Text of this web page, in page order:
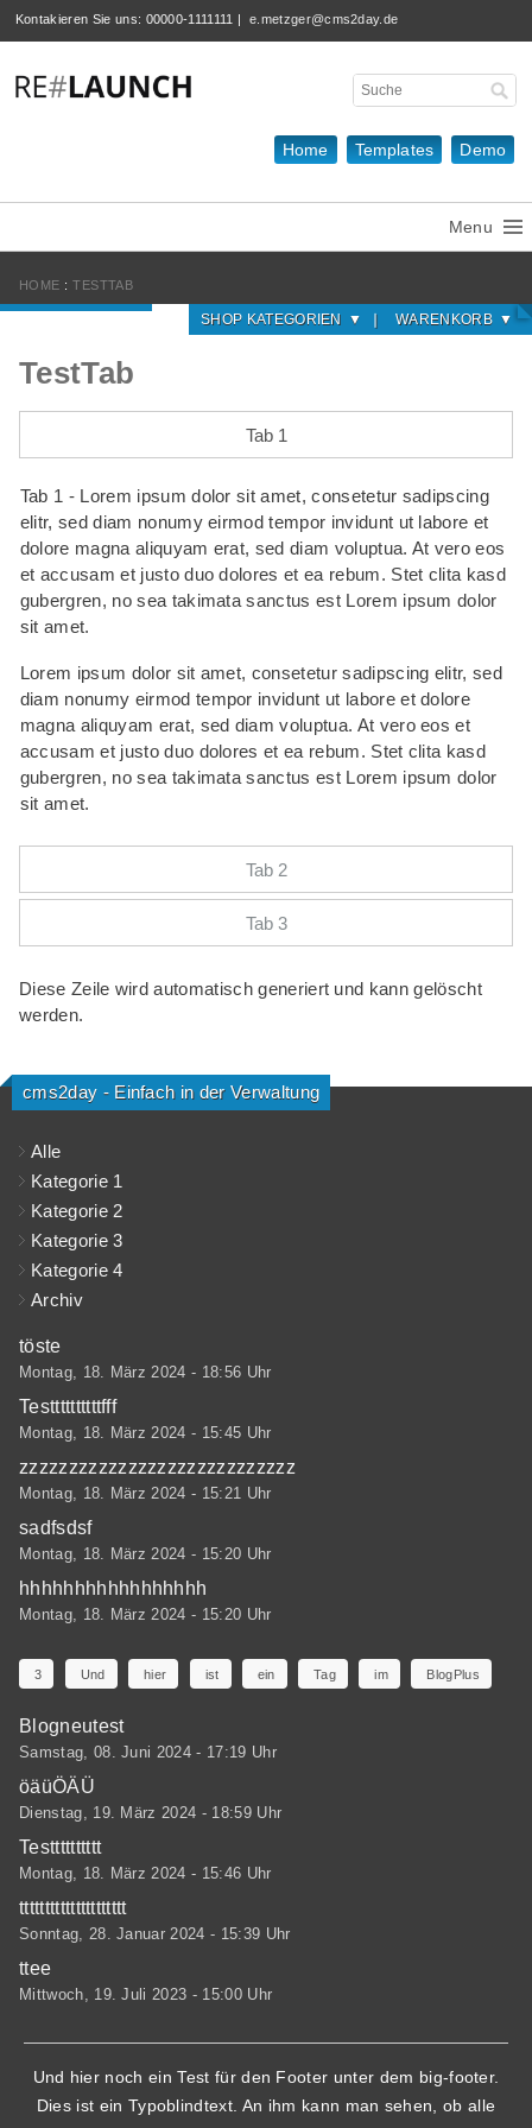
Kontakieren Sie uns: 00000-1111111 | e.metzger@cms2day.de
Home Templates Demo
Menu
HOME : TESTTAB
SHOP KATEGORIEN WARENKORB
Kategorie 2 (1)
Kategorie 3
Kategorie 4 (1)
TestTab
Tab 1
Tab 1 - Lorem ipsum dolor sit amet, consetetur sadipscing
elitr, sed diam nonumy eirmod tempor invidunt ut labore et
dolore magna aliquyam erat, sed diam voluptua. At vero eos
et accusam et justo duo dolores et ea rebum. Stet clita kasd
gubergren, no sea takimata sanctus est Lorem ipsum dolor
sit amet.
Lorem ipsum dolor sit amet, consetetur sadipscing elitr, sed
diam nonumy eirmod tempor invidunt ut labore et dolore
magna aliquyam erat, sed diam voluptua. At vero eos et
accusam et justo duo dolores et ea rebum. Stet clita kasd
gubergren, no sea takimata sanctus est Lorem ipsum dolor
sit amet.
Tab 2
Tab 3
Diese Zeile wird automatisch generiert und kann gelöscht
werden.
cms2day - Einfach in der Verwaltung
Alle
Kategorie 1
Kategorie 2
Kategorie 3
Kategorie 4
Archiv
töste
Montag, 18. März 2024 - 18:56 Uhr
Testtttttttttfff
Montag, 18. März 2024 - 15:45 Uhr
zzzzzzzzzzzzzzzzzzzzzzzzzzzz
Montag, 18. März 2024 - 15:21 Uhr
sadfsdsf
Montag, 18. März 2024 - 15:20 Uhr
hhhhhhhhhhhhhhhhh
Montag, 18. März 2024 - 15:20 Uhr
3 Und hier ist ein Tag im BlogPlus
Blogneutest
Samstag, 08. Juni 2024 - 17:19 Uhr
öäüÖÄÜ
Dienstag, 19. März 2024 - 18:59 Uhr
Testttttttttt
Montag, 18. März 2024 - 15:46 Uhr
ttttttttttttttttttttt
Sonntag, 28. Januar 2024 - 15:39 Uhr
ttee
Mittwoch, 19. Juli 2023 - 15:00 Uhr
Und hier noch ein Test für den Footer unter dem big-footer.
Dies ist ein Typoblindtext. An ihm kann man sehen, ob alle